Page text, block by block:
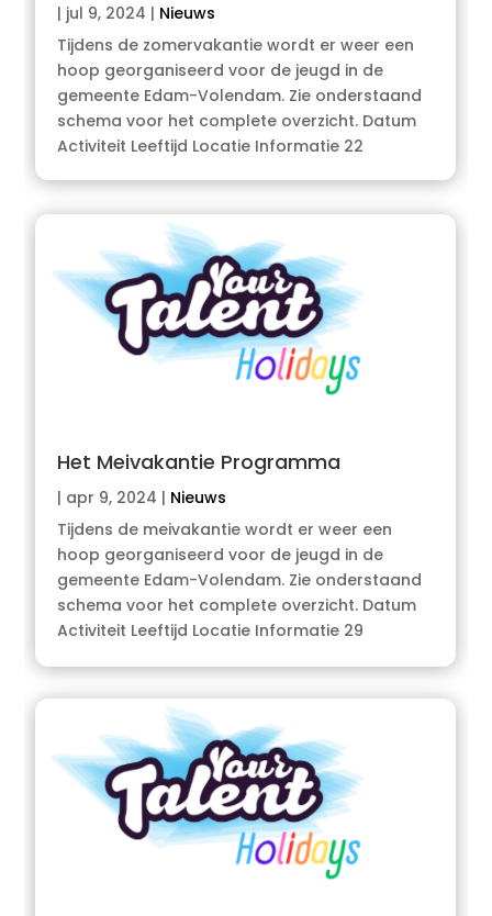
| jul 9, 2024 | Nieuws
Tijdens de zomervakantie wordt er weer een
hoop georganiseerd voor de jeugd in de
gemeente Edam-Volendam. Zie onderstaand
schema voor het complete overzicht. Datum
Activiteit Leeftijd Locatie Informatie 22
Het Meivakantie Programma
| apr 9, 2024 | Nieuws
Tijdens de meivakantie wordt er weer een
hoop georganiseerd voor de jeugd in de
gemeente Edam-Volendam. Zie onderstaand
schema voor het complete overzicht. Datum
Activiteit Leeftijd Locatie Informatie 29